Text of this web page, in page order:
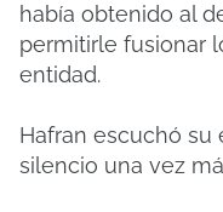
había obtenido al
permitirle fusionar
entidad.
Hafran escuchó su
silencio una vez